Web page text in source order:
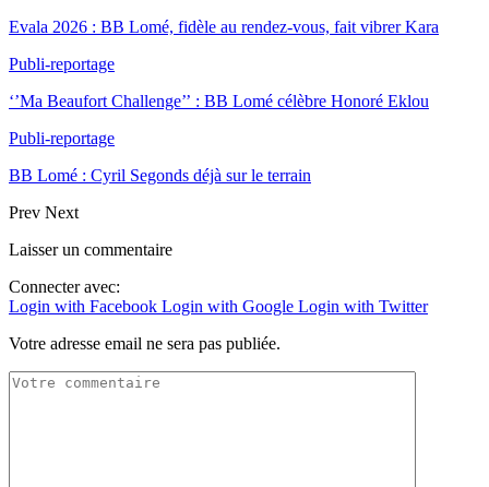
Evala 2026 : BB Lomé, fidèle au rendez-vous, fait vibrer Kara
Publi-reportage
‘’Ma Beaufort Challenge’’ : BB Lomé célèbre Honoré Eklou
Publi-reportage
BB Lomé : Cyril Segonds déjà sur le terrain
Prev Next
Laisser un commentaire
Connecter avec:
Login with Facebook Login with Google Login with Twitter
Votre adresse email ne sera pas publiée.